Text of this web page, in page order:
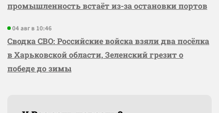
промышленность встаёт из-за остановки портов
04 авг в 10:46
Сводка СВО: Российские войска взяли два посёлка
в Харьковской области, Зеленский грезит о
победе до зимы